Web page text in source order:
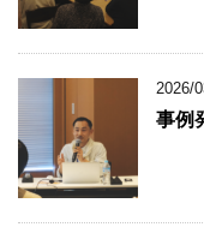
2026/
事例